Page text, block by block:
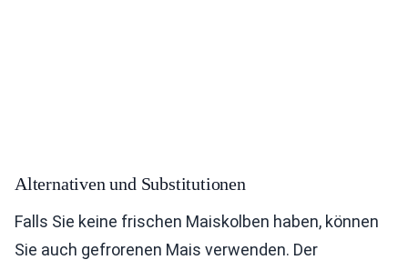
Alternativen und Substitutionen
Falls Sie keine frischen Maiskolben haben, können
Sie auch gefrorenen Mais verwenden. Der